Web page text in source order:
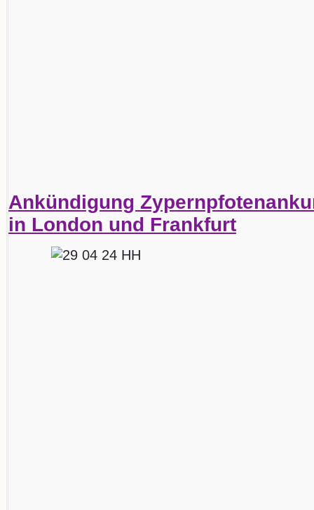
Ankündigung
in London und Frankfurt